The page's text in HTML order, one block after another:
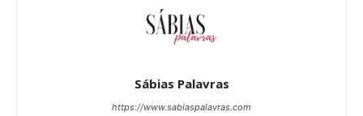
Sábias Palavras
https://www.sabiaspalavras.com